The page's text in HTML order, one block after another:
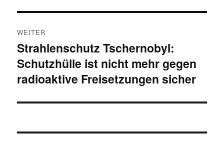
WEITER
Nächster
Beitrag:
Strahlenschutz Tschernobyl:
Schutzhülle ist nicht mehr gegen
radioaktive Freisetzungen sicher